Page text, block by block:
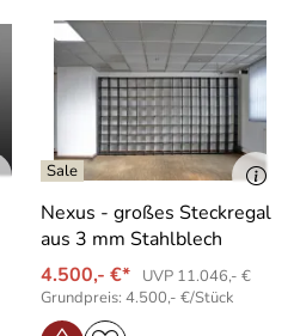
Nexus - großes Steckregal
aus 3 mm Stahlblech
4.500,- €*
UVP 11.046,- €
Grundpreis: 4.500,- €/Stück